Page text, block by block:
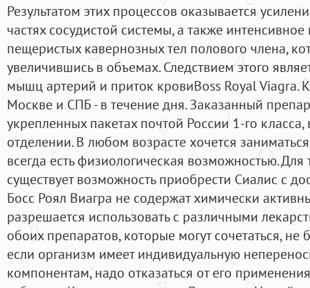
Результатом этих процессов оказывается
частях сосудистой системы, а также
пещеристых кавернозных тел полового члена,
увеличившись в объемах. Следствием этого
мышц артерий и приток кровиBoss Royal Viagra.
Москве и СПБ - в течение дня. Заказанный
укрепленных пакетах почтой России 1-го
отделении. В любом возрасте хочется
всегда есть физиологическая возможностью.
существует возможность приобрести Сиалис с
Босс Роял Виагра не содержат химически
разрешается использовать с различными
обоих препаратов, которые могут сочетаться, не
если организм имеет индивидуальную
компонентам, надо отказаться от его